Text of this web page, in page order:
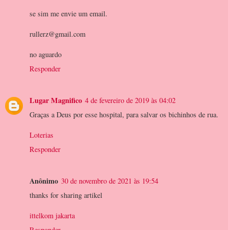
se sim me envie um email.
rullerz@gmail.com
no aguardo
Responder
Lugar Magnifico 4 de fevereiro de 2019 às 04:02
Graças a Deus por esse hospital, para salvar os bichinhos de rua.
Loterias
Responder
Anônimo 30 de novembro de 2021 às 19:54
thanks for sharing artikel
ittelkom jakarta